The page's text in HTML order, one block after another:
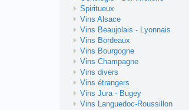
Spiritueux
Vins Alsace
Vins Beaujolais - Lyonnais
Vins Bordeaux
Vins Bourgogne
Vins Champagne
Vins divers
Vins étrangers
Vins Jura - Bugey
Vins Languedoc-Roussillon